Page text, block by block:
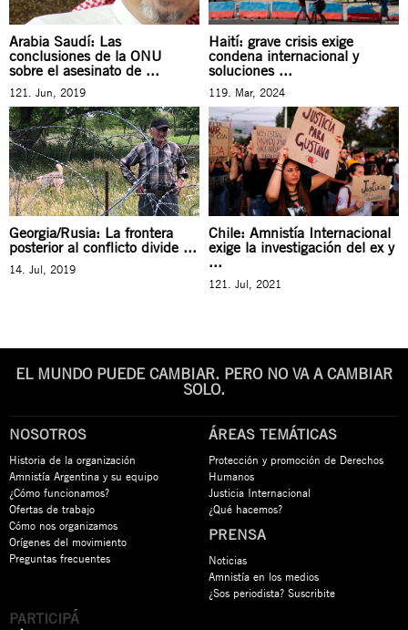
Arabia Saudí: Las
conclusiones de la ONU
sobre el asesinato de ...
121. Jun, 2019
Haití: grave crisis exige
condena internacional y
soluciones ...
119. Mar, 2024
Georgia/Rusia: La frontera
posterior al conflicto divide ...
14. Jul, 2019
Chile: Amnistía Internacional
exige la investigación del ex y
...
121. Jul, 2021
EL MUNDO PUEDE CAMBIAR. PERO NO VA A CAMBIAR
SOLO.
NOSOTROS
Historia de la organización
Amnistía Argentina y su equipo
¿Cómo funcionamos?
Ofertas de trabajo
Cómo nos organizamos
Orígenes del movimiento
Preguntas frecuentes
ÁREAS TEMÁTICAS
Protección y promoción de Derechos
Humanos
Justicia Internacional
¿Qué hacemos?
PRENSA
Noticias
Amnistía en los medios
¿Sos periodista? Suscribite
PARTICIPÁ